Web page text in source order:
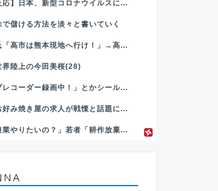
応】日本、新型コロナウイルスに...
儲ける方法を淡々と書いていく
「高市は熊本現地へ行け！」→高...
界陸上の今田美桜(28)
レコーダー録画中！」とかシール...
好み焼き屋の求人が戦慄と話題に...
業やりたいの？」若者「耕作放棄...